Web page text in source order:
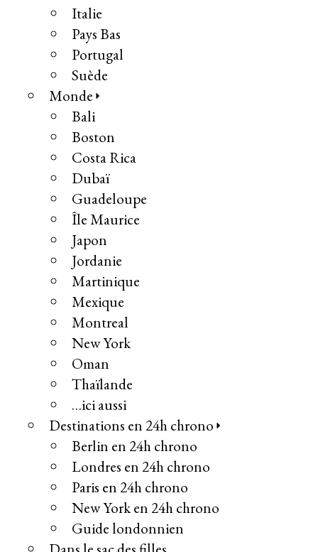
Italie
Pays Bas
Portugal
Suède
Monde
Bali
Boston
Costa Rica
Dubaï
Guadeloupe
Île Maurice
Japon
Jordanie
Martinique
Mexique
Montreal
New York
Oman
Thaïlande
…ici aussi
Destinations en 24h chrono
Berlin en 24h chrono
Londres en 24h chrono
Paris en 24h chrono
New York en 24h chrono
Guide londonnien